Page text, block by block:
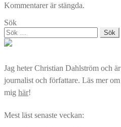
Kommentarer är stängda.
Sök
Sök
efter:
Jag heter Christian Dahlström och är
journalist och författare. Läs mer om
mig här!
Mest läst senaste veckan: